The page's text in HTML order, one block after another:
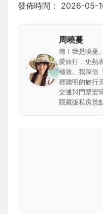
發佈時間： 2026-05-
周曉蔓
嗨！我是曉蔓
愛旅行，更熱
極致。我深信
種聰明的旅行
交通與門票變
隱藏版私房景